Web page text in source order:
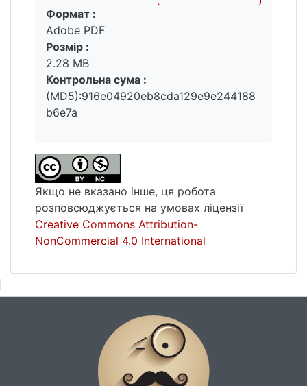
Вантажиться...
Формат :
Adobe PDF
Розмір :
2.28 MB
Контрольна сума :
(MD5):916e04920eb8cda129e9e244188
b6e7a
Якщо не вказано інше, ця робота
розповсюджується на умовах ліцензії
Creative Commons Attribution-
NonCommercial 4.0 International